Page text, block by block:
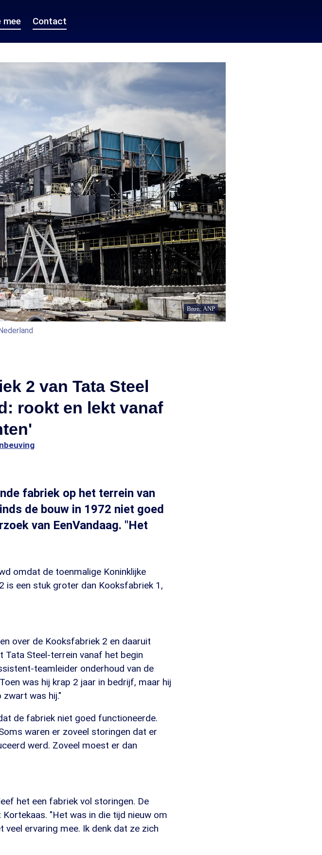
mee Contact
Bron: ANP
2 van Tata Steel
rookt en lekt vanaf
fabriek op het terrein van
de bouw in 1972 niet goed
van EenVandaag. "Het
omdat de toenmalige Koninklijke
is een stuk groter dan Kooksfabriek 1,
over de Kooksfabriek 2 en daaruit
Tata Steel-terrein vanaf het begin
teamleider onderhoud van de
was hij krap 2 jaar in bedrijf, maar hij
was hij."
de fabriek niet goed functioneerde.
waren er zoveel storingen dat er
werd. Zoveel moest er dan
het een fabriek vol storingen. De
"Het was in die tijd nieuw om
ervaring mee. Ik denk dat ze zich